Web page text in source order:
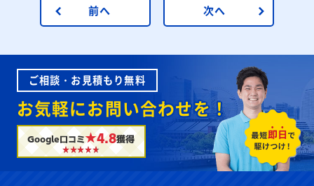
前へ 次へ
ご相談・お見積もり無料
お気軽にお問い合わせを！
Google口コミ★4.8獲得